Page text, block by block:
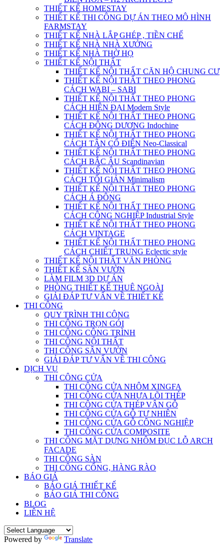
THIẾT KẾ HOMESTAY
THIẾT KẾ THI CÔNG DỰ ÁN THEO MÔ HÌNH
FARMSTAY
THIẾT KẾ NHÀ LẮP GHÉP , TIỀN CHẾ
THIẾT KẾ NHÀ NHÀ XƯỞNG
THIẾT KẾ NHÀ THỜ HỌ
THIẾT KẾ NỘI THẤT
THIẾT KẾ NỘI THẤT CĂN HỘ CHUNG CƯ
THIẾT KẾ NỘI THẤT THEO PHONG
CÁCH WABI – SABI
THIẾT KẾ NỘI THẤT THEO PHONG
CÁCH HIỆN ĐẠI Modern Style
THIẾT KẾ NỘI THẤT THEO PHONG
CÁCH ĐÔNG DƯƠNG Indochine
THIẾT KẾ NỘI THẤT THEO PHONG
CÁCH TÂN CỔ ĐIỂN Neo-Classical
THIẾT KẾ NỘI THẤT THEO PHONG
CÁCH BẮC ÂU Scandinavian
THIẾT KẾ NỘI THẤT THEO PHONG
CÁCH TỐI GIẢN Minimalism
THIẾT KẾ NỘI THẤT THEO PHONG
CÁCH Á ĐÔNG
THIẾT KẾ NỘI THẤT THEO PHONG
CÁCH CÔNG NGHIỆP Industrial Style
THIẾT KẾ NỘI THẤT THEO PHONG
CÁCH VINTAGE
THIẾT KẾ NỘI THẤT THEO PHONG
CÁCH CHIẾT TRUNG Eclectic style
THIẾT KẾ NỘI THẤT VĂN PHÒNG
THIẾT KẾ SÂN VƯỜN
LÀM FILM 3D DỰ ÁN
PHÒNG THIẾT KẾ THUÊ NGOÀI
GIẢI ĐÁP TƯ VẤN VỀ THIẾT KẾ
THI CÔNG
QUY TRÌNH THI CÔNG
THI CÔNG TRỌN GÓI
THI CÔNG CÔNG TRÌNH
THI CÔNG NỘI THẤT
THI CÔNG SÂN VƯỜN
GIẢI ĐÁP TƯ VẤN VỀ THI CÔNG
DỊCH VỤ
THI CÔNG CỬA
THI CÔNG CỬA NHÔM XINGFA
THI CÔNG CỬA NHỰA LÕI THÉP
THI CÔNG CỬA THÉP VÂN GỖ
THI CÔNG CỬA GỖ TỰ NHIÊN
THI CÔNG CỬA GỖ CÔNG NGHIỆP
THI CÔNG CỬA COMPOSITE
THI CÔNG MẶT DỰNG NHÔM ĐỤC LỖ ARCH
FACADE
THI CÔNG SÀN
THI CÔNG CỔNG, HÀNG RÀO
BÁO GIÁ
BÁO GIÁ THIẾT KẾ
BÁO GIÁ THI CÔNG
BLOG
LIÊN HỆ
Powered by Translate